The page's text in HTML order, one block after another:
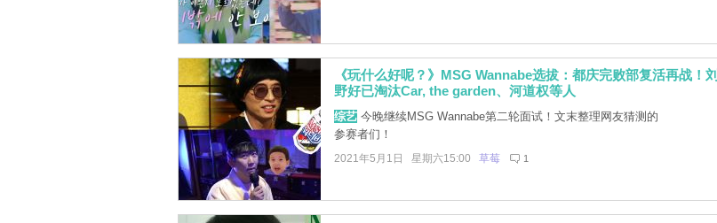
《玩什么好呢？》MSG Wannabe选拔：都庆完败部复活再战！刘
野好已淘汰Car, the garden、河道权等人
综艺今晚继续MSG Wannabe第二轮面试！文末整理网友猜测的
参赛者们！
2021年5月1日 星期六15:00 草莓 1